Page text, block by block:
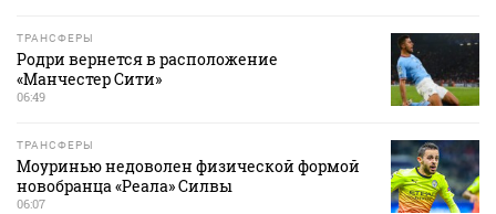
ТРАНСФЕРЫ
Родри вернется в расположение
«Манчестер Сити»
06:49
ТРАНСФЕРЫ
Моуринью недоволен физической формой
новобранца «Реала» Силвы
06:07